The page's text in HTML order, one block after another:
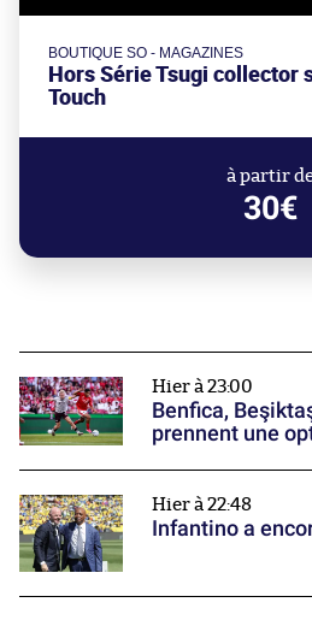
BOUTIQUE SO - MAGAZINES
Hors Série Tsugi collector
Touch
à partir
30€
Hier à 23:00
Benfica,
prennent une
Hier à 22:48
Infantino a